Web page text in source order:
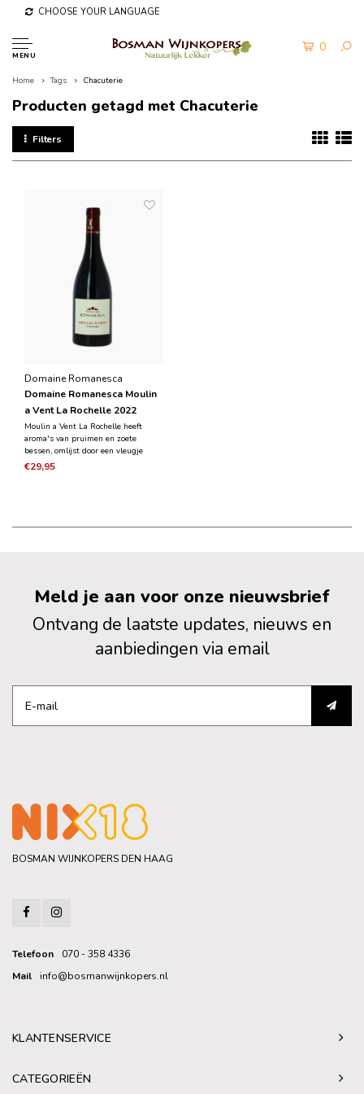
CHOOSE YOUR LANGUAGE
MENU
0
Home Tags Chacuterie
Producten getagd met Chacuterie
Filters
Domaine Romanesca
Domaine Romanesca Moulin
a Vent La Rochelle 2022
Moulin a Vent La Rochelle heeft
aroma's van pruimen en zoete
bessen, omlijst door een vleugje
zoete kruiden en vanillestokjes. Het
€29,95
Meld je aan voor onze nieuwsbrief
Ontvang de laatste updates, nieuws en
aanbiedingen via email
BOSMAN WIJNKOPERS DEN HAAG
Telefoon
070 - 358 4336
Mail
info@bosmanwijnkopers.nl
KLANTENSERVICE
CATEGORIEËN